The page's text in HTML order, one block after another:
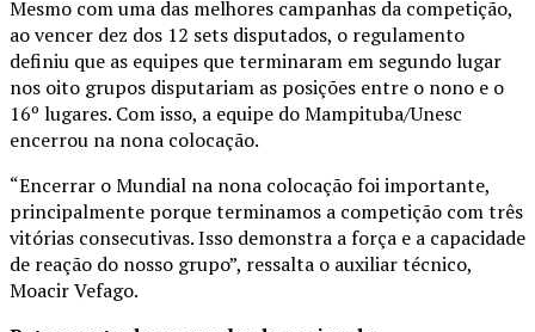
Mesmo com uma das melhores campanhas da competição,
ao vencer dez dos 12 sets disputados, o regulamento
definiu que as equipes que terminaram em segundo lugar
nos oito grupos disputariam as posições entre o nono e o
16º lugares. Com isso, a equipe do Mampituba/Unesc
encerrou na nona colocação.
“Encerrar o Mundial na nona colocação foi importante,
principalmente porque terminamos a competição com três
vitórias consecutivas. Isso demonstra a força e a capacidade
de reação do nosso grupo”, ressalta o auxiliar técnico,
Moacir Vefago.